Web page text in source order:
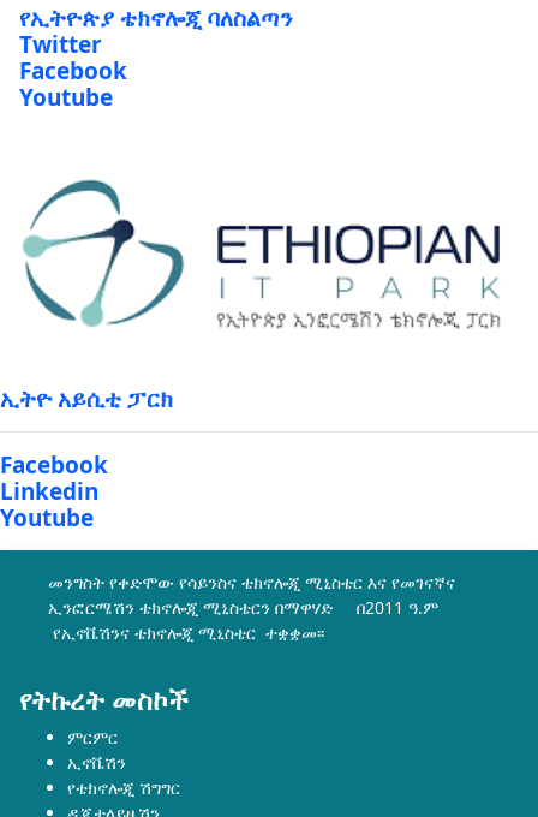
የኢትዮጵያ ቴክኖሎጂ ባለስልጣን
Twitter
Facebook
Youtube
ኢትዮ አይሲቲ ፓርክ
Facebook
Linkedin
Youtube
መንግስት የቀድሞው የሳይንስና ቴክኖሎጂ ሚኒስቴር እና የመገናኛና
ኢንፎርሜሽን ቴክኖሎጂ ሚኒስቴርን በማዋሃድ በ2011 ዓ.ም
የኢኖቬሽንና ቴክኖሎጂ ሚኒስቴር ተቋቋመ፡፡
የትኩረት መስኮች
ምርምር
ኢኖቬሽን
የቴክኖሎጂ ሽግግር